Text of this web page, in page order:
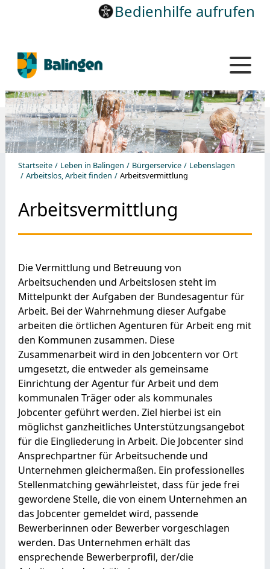
Bedienhilfe aufrufen
Startseite Leben in Balingen Bürgerservice
Lebenslagen
Arbeitslos, Arbeit finden
Arbeitsvermittlung
Arbeitsvermittlung
Die Vermittlung und Betreuung von
Arbeitsuchenden und Arbeitslosen steht im
Mittelpunkt der Aufgaben der Bundesagentur für
Arbeit. Bei der Wahrnehmung dieser Aufgabe
arbeiten die örtlichen Agenturen für Arbeit eng mit
den Kommunen zusammen. Diese
Zusammenarbeit wird in den Jobcentern vor Ort
umgesetzt, die entweder als gemeinsame
Einrichtung der Agentur für Arbeit und dem
kommunalen Träger oder als kommunales
Jobcenter geführt werden. Ziel hierbei ist ein
möglichst ganzheitliches Unterstützungsangebot
für die Eingliederung in Arbeit. Die Jobcenter sind
Ansprechpartner für Arbeitsuchende und
Unternehmen gleichermaßen. Ein professionelles
Stellenmatching gewährleistet, dass für jede frei
gewordene Stelle, die von einem Unternehmen an
das Jobcenter gemeldet wird, passende
Bewerberinnen oder Bewerber vorgeschlagen
werden. Das Unternehmen erhält das
ensprechende Bewerberprofil, der/die